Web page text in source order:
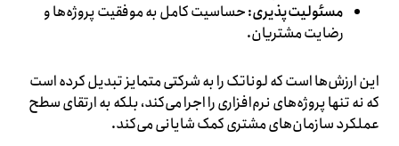
مسئولیت‌پذیری: حساسیت کامل به موفقیت پروژه‌ها و
رضایت مشتریان.
این ارزش‌ها است که لوناتک را به شرکتی متمایز تبدیل کرده است
که نه تنها پروژه‌های نرم‌افزاری را اجرا می‌کند، بلکه به ارتقای سطح
عملکرد سازمان‌های مشتری کمک شایانی می‌کند.